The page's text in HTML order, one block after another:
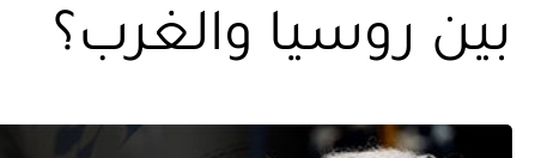
بين روسيا والغرب؟